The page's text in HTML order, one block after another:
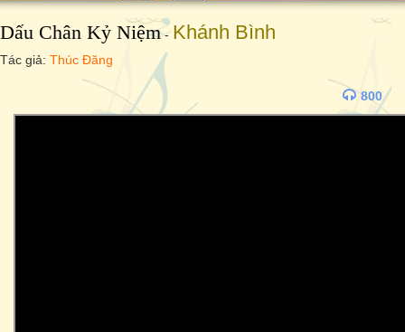
Dấu Chân Kỷ Niệm- Khánh Bình
Tác giả: Thúc Đăng
800